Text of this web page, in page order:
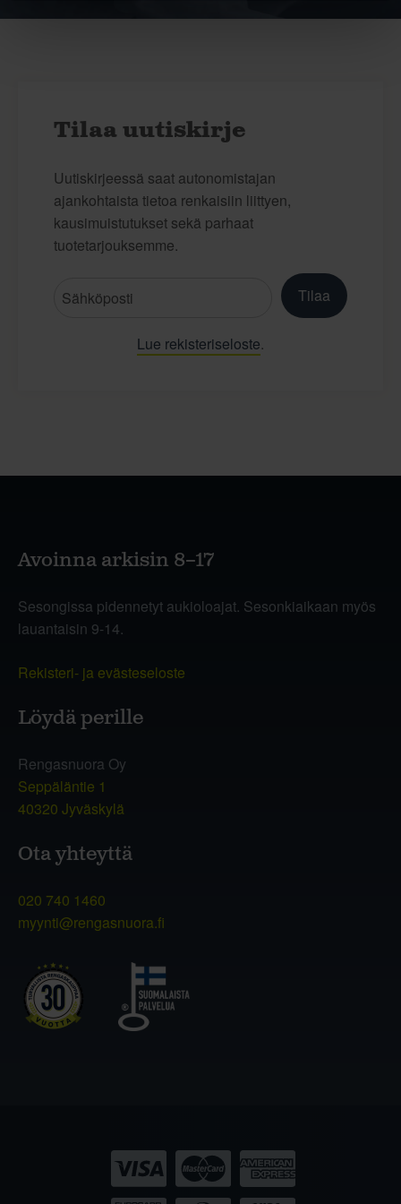
Tilaa uutiskirje
Uutiskirjeessä saat autonomistajan
ajankohtaista tietoa renkaisiin liittyen,
kausimuistutukset sekä parhaat
tuotetarjouksemme.
Tilaa
Lue rekisteriseloste.
Avoinna arkisin 8–17
Sesongissa pidennetyt aukioloajat. Sesonkiaikaan myös
lauantaisin 9-14.
Rekisteri- ja evästeseloste
Löydä perille
Rengasnuora Oy
Seppäläntie 1
40320 Jyväskylä
Ota yhteyttä
020 740 1460
myynti@rengasnuora.fi